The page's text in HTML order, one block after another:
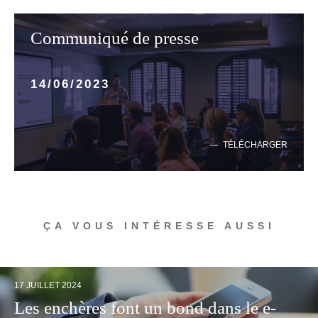
Communiqué de presse
14/06/2023
TÉLÉCHARGER
ÇA VOUS INTÉRESSE AUSSI
17 JUILLET 2024
Les enchères font un bond dans le e-